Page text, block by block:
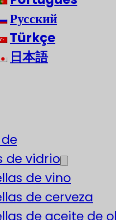
Русский
Türkçe
日本語
de vidrio
de vino
de cerveza
de aceite de